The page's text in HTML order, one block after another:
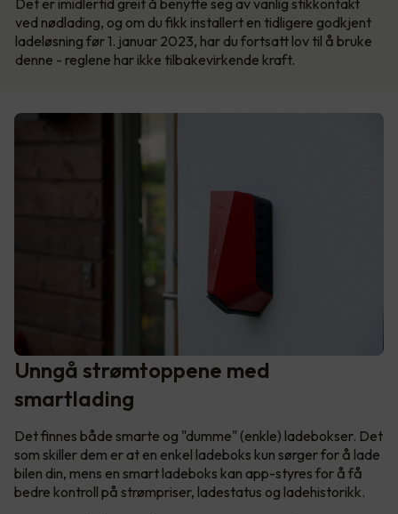
Det er imidlertid greit å benytte seg av vanlig stikkontakt
ved nødlading, og om du fikk installert en tidligere godkjent
ladeløsning før 1. januar 2023, har du fortsatt lov til å bruke
denne - reglene har ikke tilbakevirkende kraft.
Unngå strømtoppene med
smartlading
Det finnes både smarte og "dumme" (enkle) ladebokser. Det
som skiller dem er at en enkel ladeboks kun sørger for å lade
bilen din, mens en smart ladeboks kan app-styres for å få
bedre kontroll på strømpriser, ladestatus og ladehistorikk.